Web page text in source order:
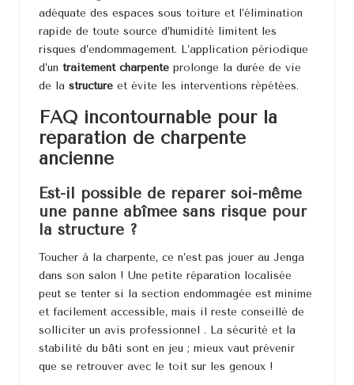
adéquate des espaces sous toiture et l’élimination
rapide de toute source d’humidité limitent les
risques d’endommagement. L’application périodique
d’un traitement charpente prolonge la durée de vie
de la structure et évite les interventions répétées.
FAQ incontournable pour la
réparation de charpente
ancienne
Est-il possible de réparer soi-même
une panne abîmée sans risque pour
la structure ?
Toucher à la charpente, ce n’est pas jouer au Jenga
dans son salon ! Une petite réparation localisée
peut se tenter si la section endommagée est minime
et facilement accessible, mais il reste conseillé de
solliciter un avis professionnel . La sécurité et la
stabilité du bâti sont en jeu ; mieux vaut prévenir
que se retrouver avec le toit sur les genoux !